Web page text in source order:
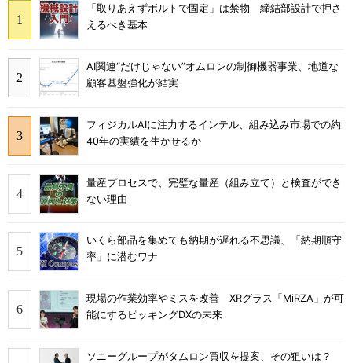
「取りあえずボルトで固定」は禁物 締結部設計で押さ
えるべき基本
AI関連“だけじゃない”オムロンの制御機器事業、地道な
顧客基盤強化が結実
フィジカルAIに注力するインテル、組み込み市場での約
40年の実績を生かせるか
量産プロセスで、完璧な量産（組み立て）と検査ができ
ない理由
いくら部品を集めても納期が遅れる不思議、「納期順守
率」に潜むワナ
現場の作業効率やミスを改善 XRグラス「MiRZA」が可
能にするピッキングDXの未来
ソニーグループがタムロン買収を提案、その狙いは？